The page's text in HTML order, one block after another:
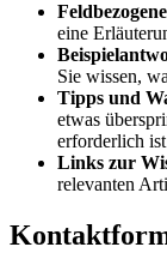
eine
Sie wissen,
Tipps und
etwas
erforderlich ist
Links zur
relevanten